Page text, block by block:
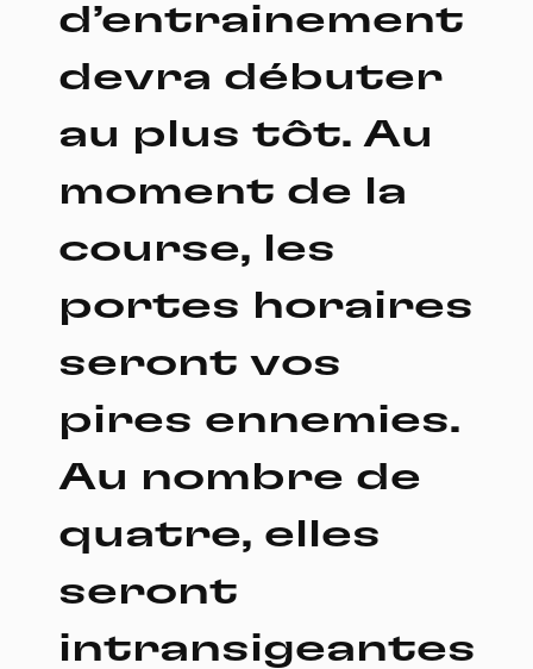
d’entrainement
devra débuter
au plus tôt. Au
moment de la
course, les
portes horaires
seront vos
pires ennemies.
Au nombre de
quatre, elles
seront
intransigeantes